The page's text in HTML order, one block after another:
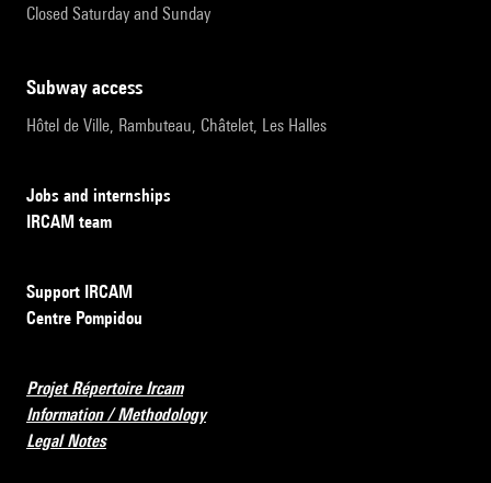
Closed Saturday and Sunday
subway access
Hôtel de Ville, Rambuteau, Châtelet, Les Halles
Jobs and internships
IRCAM team
Support IRCAM
Centre Pompidou
Projet Répertoire Ircam
Information / Methodology
Legal Notes